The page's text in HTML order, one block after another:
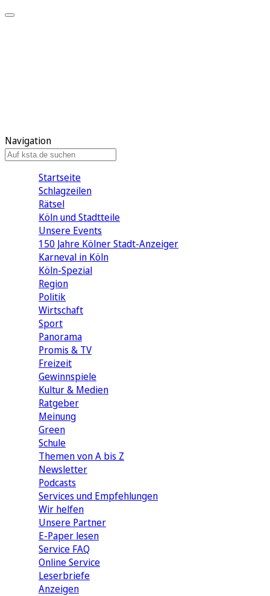
Navigation
Startseite
Schlagzeilen
Rätsel
Köln und Stadtteile
Unsere Events
150 Jahre Kölner Stadt-Anzeiger
Karneval in Köln
Köln-Spezial
Region
Politik
Wirtschaft
Sport
Panorama
Promis & TV
Freizeit
Gewinnspiele
Kultur & Medien
Ratgeber
Meinung
Green
Schule
Themen von A bis Z
Newsletter
Podcasts
Services und Empfehlungen
Wir helfen
Unsere Partner
E-Paper lesen
Service FAQ
Online Service
Leserbriefe
Anzeigen